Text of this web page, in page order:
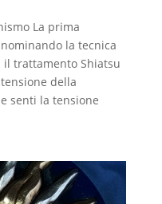
La prima
la tecnica
trattamento Shiatsu
della
senti la tensione